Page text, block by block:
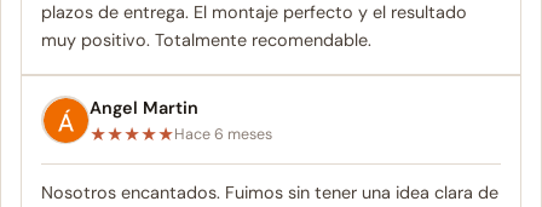
plazos de entrega. El montaje perfecto y el resultado
muy positivo. Totalmente recomendable.
Angel Martin
★★★★★Hace 6 meses
Nosotros encantados. Fuimos sin tener una idea clara de